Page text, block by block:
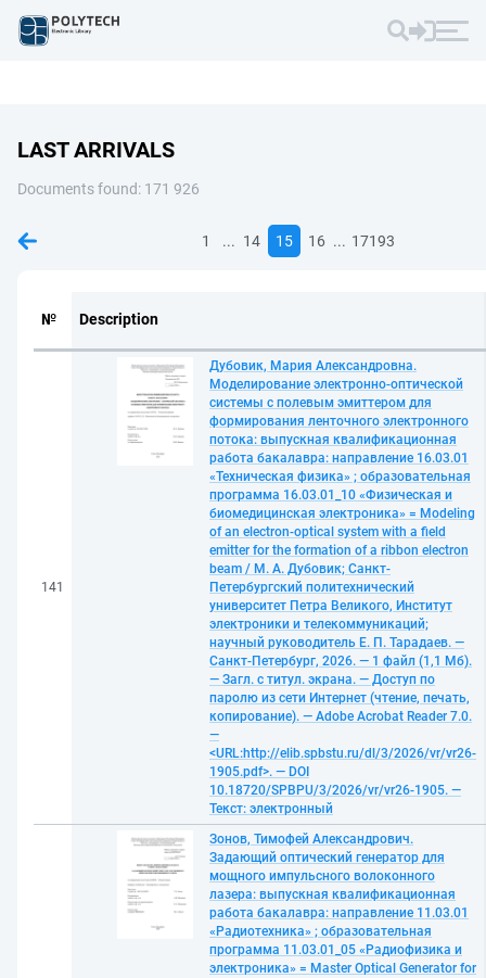
LAST ARRIVALS
Documents found: 171 926
1 ... 14 15 16 ... 17193
№ Description
141
Дубовик, Мария Александровна.
Моделирование электронно-оптической
системы с полевым эмиттером для
формирования ленточного электронного
потока: выпускная квалификационная
работа бакалавра: направление 16.03.01
«Техническая физика» ; образовательная
программа 16.03.01_10 «Физическая и
биомедицинская электроника» = Modeling
of an electron-optical system with a field
emitter for the formation of a ribbon electron
beam / М. А. Дубовик; Санкт-
Петербургский политехнический
университет Петра Великого, Институт
электроники и телекоммуникаций;
научный руководитель Е. П. Тарадаев. —
Санкт-Петербург, 2026. — 1 файл (1,1 Мб).
— Загл. с титул. экрана. — Доступ по
паролю из сети Интернет (чтение, печать,
копирование). — Adobe Acrobat Reader 7.0.
—
<URL:http://elib.spbstu.ru/dl/3/2026/vr/vr26-
1905.pdf>. — DOI
10.18720/SPBPU/3/2026/vr/vr26-1905. —
Текст: электронный
Зонов, Тимофей Александрович.
Задающий оптический генератор для
мощного импульсного волоконного
лазера: выпускная квалификационная
работа бакалавра: направление 11.03.01
«Радиотехника» ; образовательная
программа 11.03.01_05 «Радиофизика и
электроника» = Master Optical Generator for